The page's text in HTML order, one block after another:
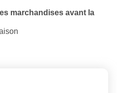
marchandises avant la